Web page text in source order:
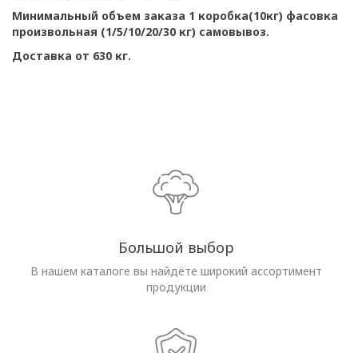
Минимальный объем заказа 1 коробка(10кг) фасовка
произвольная (1/5/10/20/30 кг) самовывоз.
Доставка от 630 кг.
Большой выбор
В нашем каталоге вы найдёте широкий ассортимент
продукции